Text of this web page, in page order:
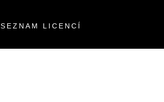
SEZNAM LICENCÍ